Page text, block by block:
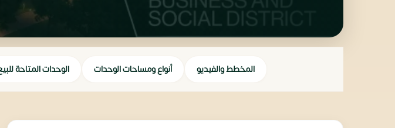
المخطط والفيديو أنواع ومساحات الوحدات الوحدات المتاحة